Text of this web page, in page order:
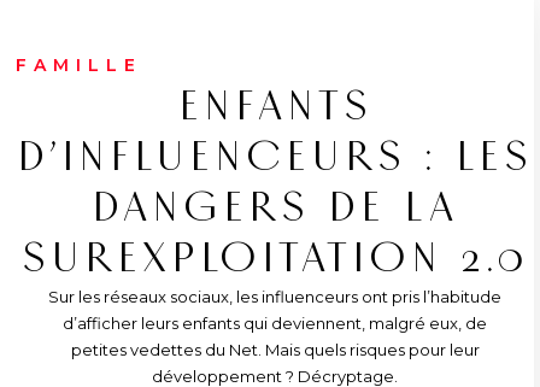
FAMILLE
ENFANTS
D’INFLUENCEURS : LES
DANGERS DE LA
SUREXPLOITATION 2.0
Sur les réseaux sociaux, les influenceurs ont pris l’habitude
d’afficher leurs enfants qui deviennent, malgré eux, de
petites vedettes du Net. Mais quels risques pour leur
développement ? Décryptage.